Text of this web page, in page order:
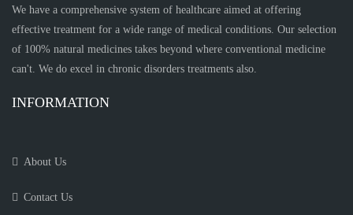
We have a comprehensive system of healthcare aimed at offering
effective treatment for a wide range of medical conditions. Our selection
of 100% natural medicines takes beyond where conventional medicine
can't. We do excel in chronic disorders treatments also.
INFORMATION
About Us
Contact Us